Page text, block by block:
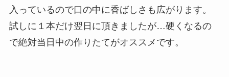
入っているので口の中に香ばしさも広がります。
試しに１本だけ翌日に頂きましたが…硬くなるの
で絶対当日中の作りたてがオススメです。